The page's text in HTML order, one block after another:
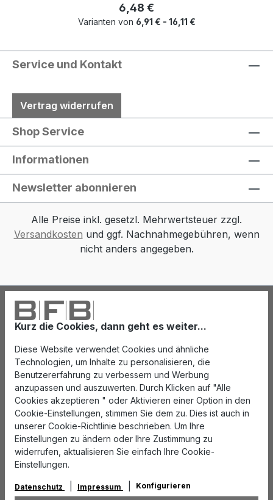
Kurz die Cookies, dann geht es weiter...
Diese Website verwendet Cookies und ähnliche
Technologien, um Inhalte zu personalisieren, die
Benutzererfahrung zu verbessern und Werbung
anzupassen und auszuwerten. Durch Klicken auf "Alle
Cookies akzeptieren " oder Aktivieren einer Option in den
Cookie-Einstellungen, stimmen Sie dem zu. Dies ist auch in
unserer Cookie-Richtlinie beschrieben. Um Ihre
Einstellungen zu ändern oder Ihre Zustimmung zu
widerrufen, aktualisieren Sie einfach Ihre Cookie-
Einstellungen.
Datenschutz Impressum Konfigurieren
Regulärer Preis:
6,48 €
Varianten von 6,91 € - 16,11 €
Service und Kontakt
Vertrag widerrufen
Shop Service
Informationen
Newsletter abonnieren
Alle Preise inkl. gesetzl. Mehrwertsteuer zzgl.
Versandkosten und ggf. Nachnahmegebühren, wenn
nicht anders angegeben.